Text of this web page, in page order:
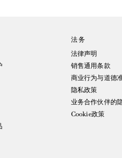
法务
法律声明
销售通用条款
商业行为与道德
隐私政策
业务合作伙伴的
Cookie政策